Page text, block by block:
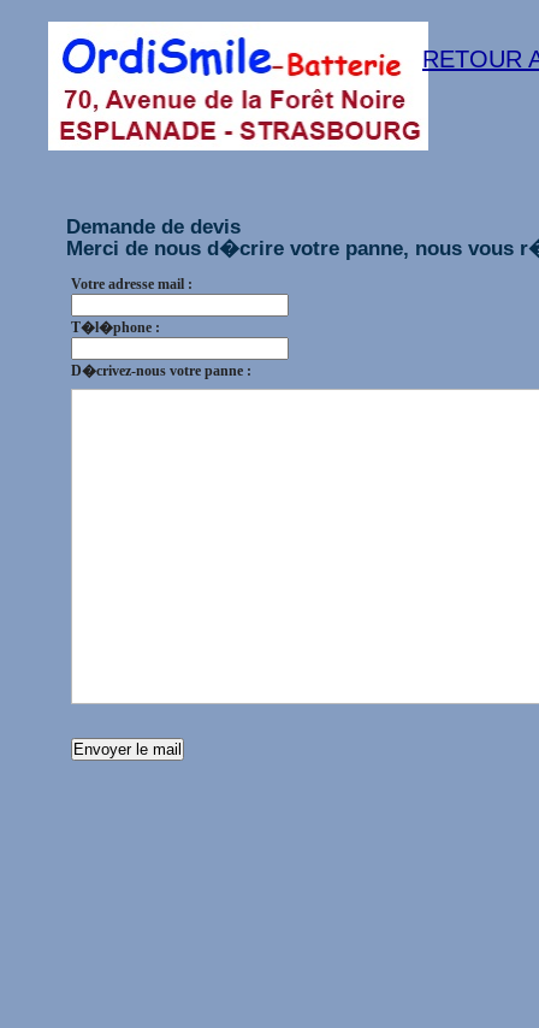
RETOUR
Demande de devis
Merci de nous d�crire votre panne, nous vous
Votre adresse mail :
T�l�phone :
D�crivez-nous votre panne :